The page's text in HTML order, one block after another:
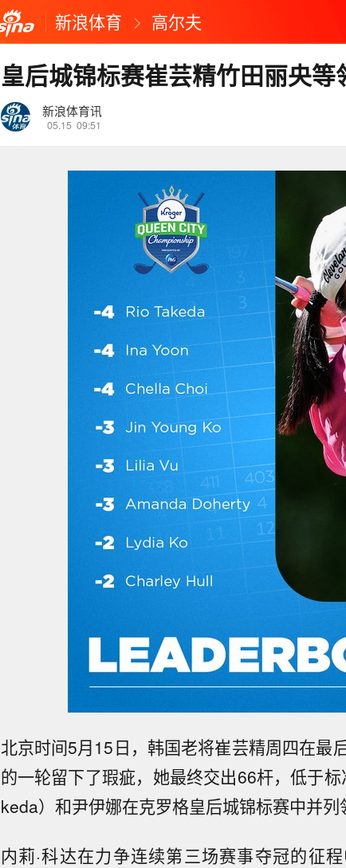
新浪体育 高尔夫
皇后城锦标赛崔芸精竹田丽央等
新浪体育讯
05.15 09:51
北京时间5月15日，韩国老将崔芸精周四在最
的一轮留下了瑕疵，她最终交出66杆，低于
keda）和尹伊娜在克罗格皇后城锦标赛中并列
内莉·科达在力争连续第三场赛事夺冠的征